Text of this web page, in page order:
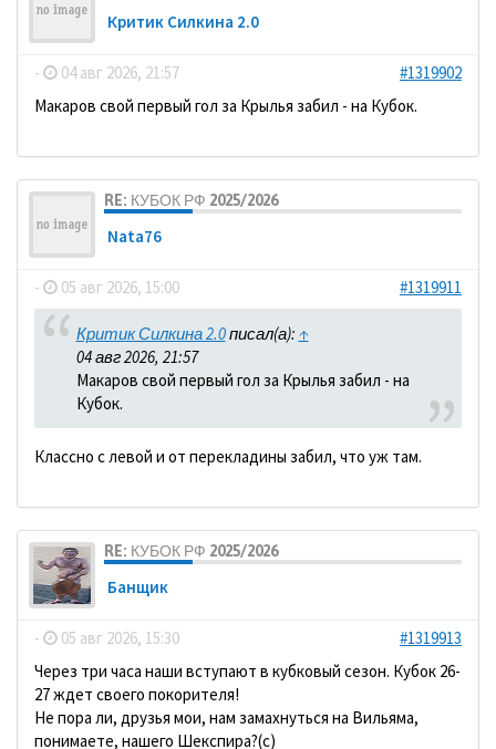
Критик Силкина 2.0
- 04 авг 2026, 21:57
#1319902
Макаров свой первый гол за Крылья забил - на Кубок.
RE: КУБОК РФ 2025/2026
Nata76
- 05 авг 2026, 15:00 #1319911
Критик Силкина 2.0писал(а): ↑
04 авг 2026, 21:57
Макаров свой первый гол за Крылья забил - на
Кубок.
Классно с левой и от перекладины забил, что уж там.
RE: КУБОК РФ 2025/2026
Банщик
- 05 авг 2026, 15:30
#1319913
Через три часа наши вступают в кубковый сезон. Кубок 26-
27 ждет своего покорителя!
Не пора ли, друзья мои, нам замахнуться на Вильяма,
понимаете, нашего Шекспира?(с)